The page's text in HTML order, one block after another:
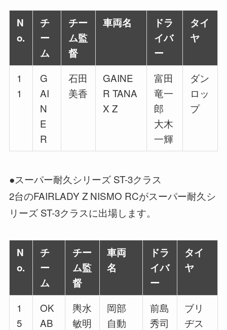
N
o.
チ
ー
ム
チー
ム監
督
車両名
ドラ
イバ
ー
タイ
ヤ
1
1
G
AI
N
E
R
石田
美香
GAINE
R TANA
X Z
富田
竜一
郎
大木
一輝
ダン
ロッ
プ
●スーパー耐久シリーズ ST-3クラス
2台のFAIRLADY Z NISMO RCがスーパー耐久シ
リーズ ST-3クラスに出場します。
N
o.
チ
ー
ム
チー
ム監
督
車両
名
ドラ
イバ
ー
タイ
ヤ
1
5
OK
AB
輿水
敏明
岡部
自動
前島
秀司
ブリ
ヂス